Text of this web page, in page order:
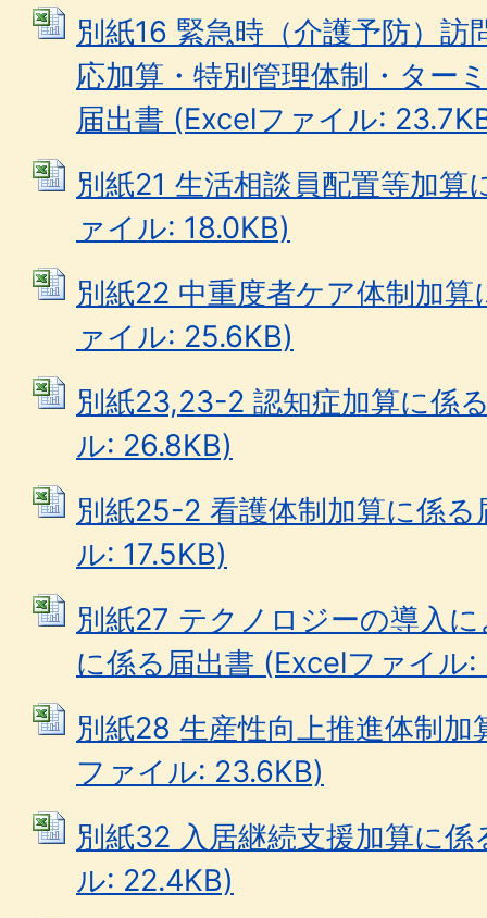
別紙16 緊急時（介護予防）訪
応加算・特別管理体制・ター
届出書 (Excelファイル:
別紙21 生活相談員配置等加
ァイル: 18.0KB)
別紙22 中重度者ケア体制加
ァイル: 25.6KB)
別紙23,23-2 認知症加算に係
ル: 26.8KB)
別紙25-2 看護体制加算に係
ル: 17.5KB)
別紙27 テクノロジーの導入
に係る届出書 (Excelファイル:
別紙28 生産性向上推進体制
ファイル: 23.6KB)
別紙32 入居継続支援加算に
ル: 22.4KB)